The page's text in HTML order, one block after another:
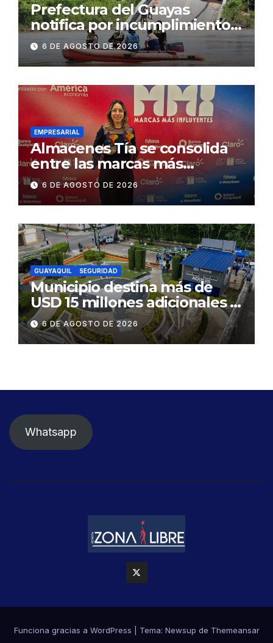
Prefectura del Guayas
notifica por incumplimiento
contractual a la
Concesionaria CONORTE y
exige celeridad en
desmontaje del puente
Gonzalo Icaza Cornejo, en
Daule
6 DE AGOSTO DE 2026
EMPRESARIAL
Almacenes Tía se consolida
entre las marcas más
influyentes del Ecuador
6 DE AGOSTO DE 2026
GUAYAQUIL SEGURIDAD
Municipio destina más de
USD 15 millones adicionales a
SEGURA EP para fortalecer la
seguridad ciudadana
6 DE AGOSTO DE 2026
Whatsapp
Funciona gracias a WordPress Tema: Newsup de Themeansar